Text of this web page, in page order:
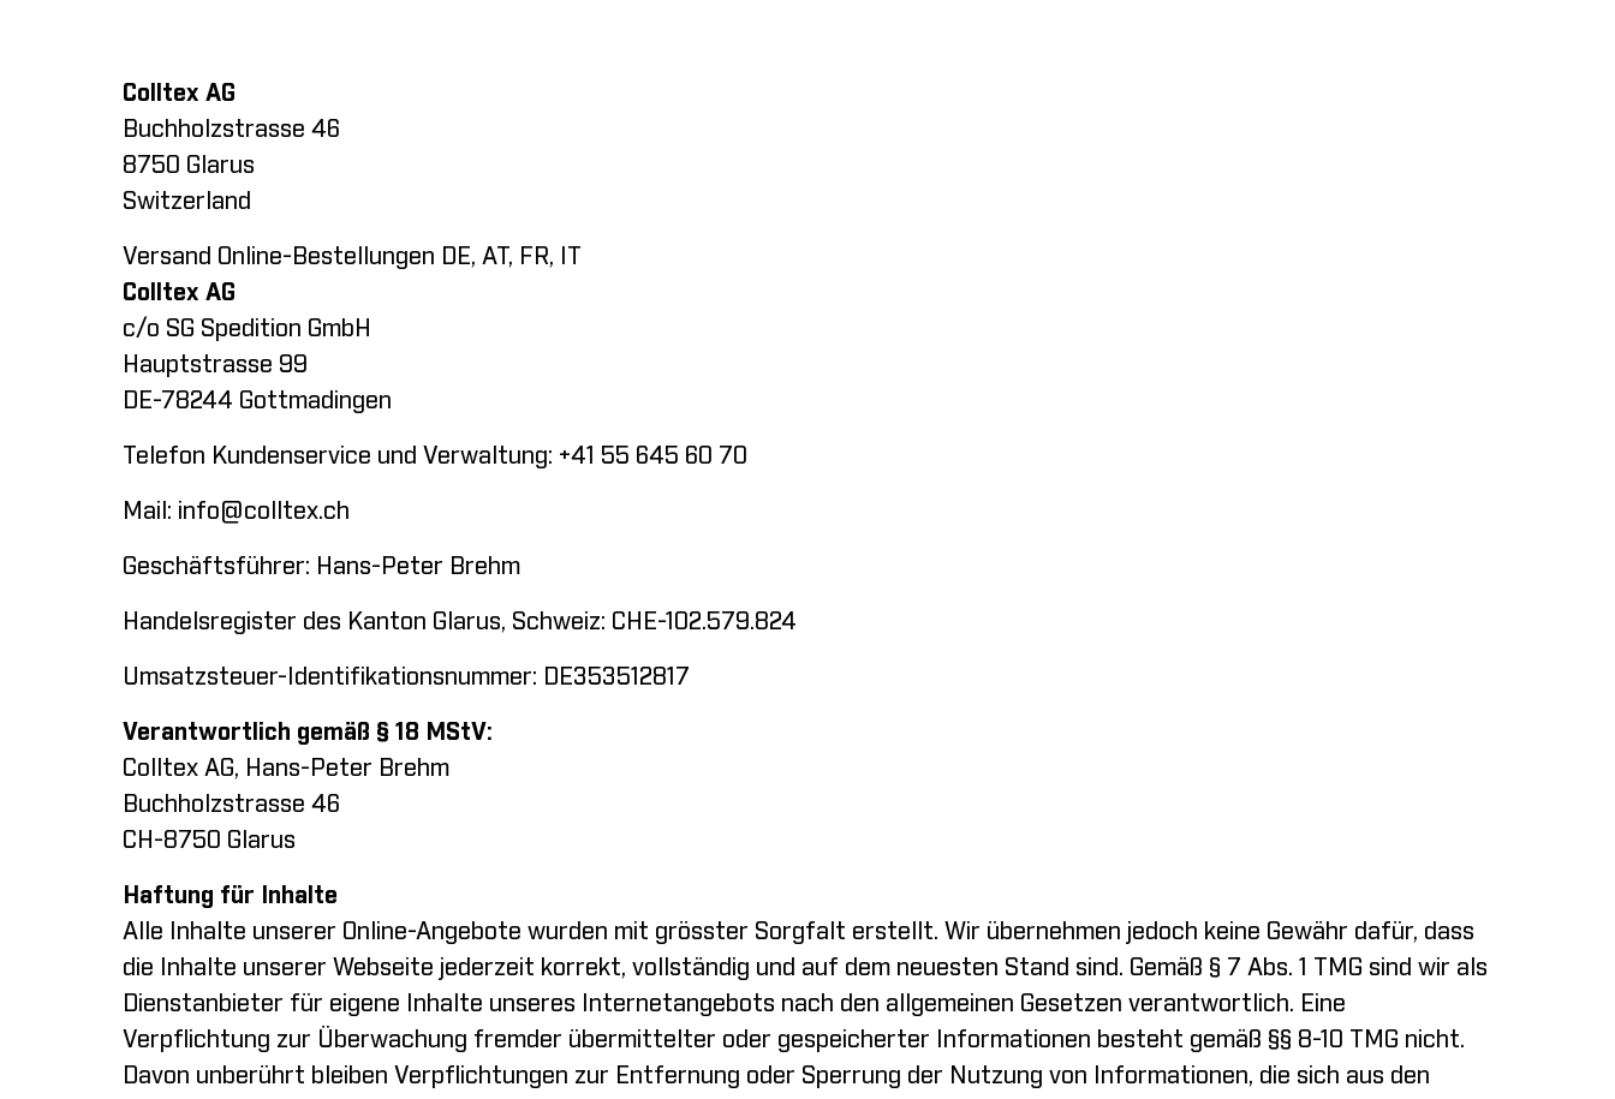
Colltex AG
Buchholzstrasse 46
8750 Glarus
Switzerland
Versand Online-Bestellungen DE, AT, FR, IT
Colltex AG
c/o SG Spedition GmbH
Hauptstrasse 99
DE-78244 Gottmadingen
Telefon Kundenservice und Verwaltung: +41 55 645 60 70
Mail: info@colltex.ch
Geschäftsführer: Hans-Peter Brehm
Handelsregister des Kanton Glarus, Schweiz: CHE-102.579.824
Umsatzsteuer-Identifikationsnummer: DE353512817
Verantwortlich gemäß § 18 MStV:
Colltex AG, Hans-Peter Brehm
Buchholzstrasse 46
CH-8750 Glarus
Haftung für Inhalte
Alle Inhalte unserer Online-Angebote wurden mit grösster Sorgfalt erstellt. Wir übernehmen jedoch keine Gewähr dafür, dass
die Inhalte unserer Webseite jederzeit korrekt, vollständig und auf dem neuesten Stand sind. Gemäß § 7 Abs. 1 TMG sind wir als
Dienstanbieter für eigene Inhalte unseres Internetangebots nach den allgemeinen Gesetzen verantwortlich. Eine
Verpflichtung zur Überwachung fremder übermittelter oder gespeicherter Informationen besteht gemäß §§ 8-10 TMG nicht.
Davon unberührt bleiben Verpflichtungen zur Entfernung oder Sperrung der Nutzung von Informationen, die sich aus den